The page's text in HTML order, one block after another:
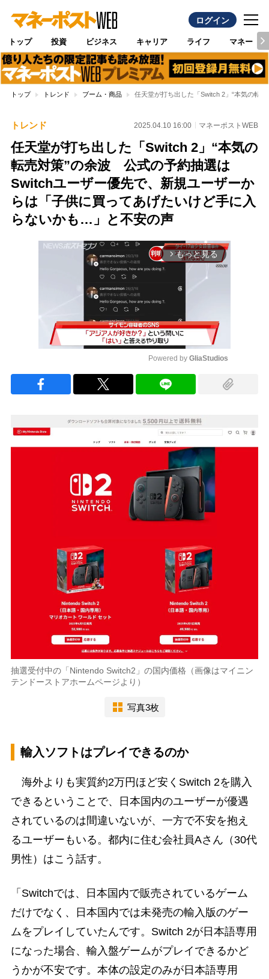
ログイン
トップ 投資 ビジネス キャリア ライフ マネー
トップ トレンド ブーム・商品 任天堂が打ち出した「Switch 2」“本気の転
トレンド 2025.04.10 16:00 マネーポストWEB
任天堂が打ち出した「Switch 2」“本気の
転売対策”の余波 公式の予約抽選は
Switchユーザー優先で、新規ユーザーか
らは「子供に買ってあげたいけど手に入
らないかも…」と不安の声
arrow_forward_ios もっと見る
Powered by GliaStudios
抽選受付中の「Nintendo Switch2」の国内価格（画像はマイニン
テンドーストアホームページより）
写真3枚
輸入ソフトはプレイできるのか
海外よりも実質約2万円ほど安くSwitch 2を購入
できるということで、日本国内のユーザーが優遇
されているのは間違いないが、一方で不安を抱え
るユーザーもいる。都内に住む会社員Aさん（30代
男性）はこう話す。
「Switchでは、日本国内で販売されているゲーム
だけでなく、日本国内では未発売の輸入版のゲー
ムをプレイしていたんです。Switch 2が日本語専用
になった場合、輸入盤ゲームがプレイできるかど
うかが不安です。本体の設定のみが日本語専用